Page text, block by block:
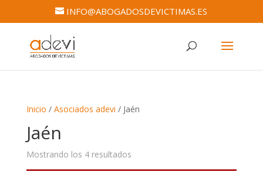
INFO@ABOGADOSDEVICTIMAS.ES
Inicio / Asociados adevi / Jaén
Jaén
Mostrando los 4 resultados